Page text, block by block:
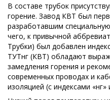
В составе трубок
горение. Завод КВТ был
разработавшим
чего, к привычной
Трубки) был добавлен
ТУТнг (КВТ) обладают
замедления горения и
современных проводах и
изоляцией (с индексами «нг»